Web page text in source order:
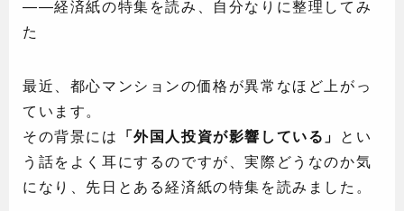
――経済紙の特集を読み、自分なりに整理してみ
た
最近、都心マンションの価格が異常なほど上がっ
ています。
その背景には 「外国人投資が影響している」 とい
う話をよく耳にするのですが、実際どうなのか気
になり、先日とある経済紙の特集を読みました。